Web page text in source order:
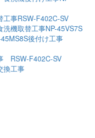
工事RSW-F402C-SV
機取替工事NP-45VS7S
後付け工事
RSW-F402C-SV
換工事